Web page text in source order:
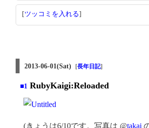
[ツッコミを入れる]
2013-06-01(Sat) [長年日記]
■1 RubyKaigi:Reloaded
(きょうは6/10です。写真は @takai